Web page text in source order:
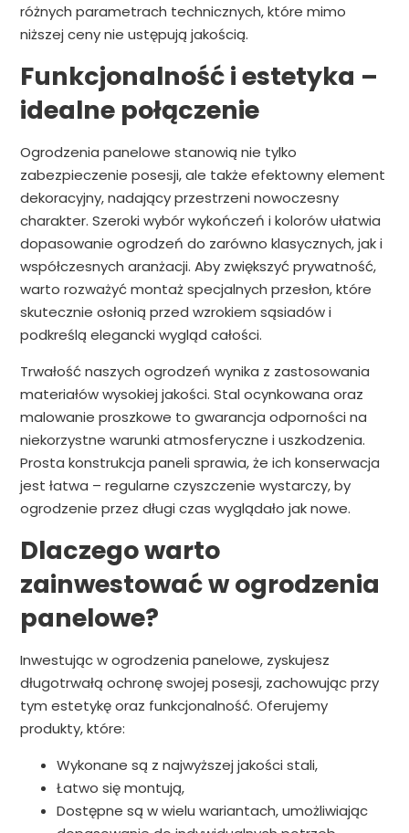
różnych parametrach technicznych, które mimo
niższej ceny nie ustępują jakością.
Funkcjonalność i estetyka –
idealne połączenie
Ogrodzenia panelowe stanowią nie tylko
zabezpieczenie posesji, ale także efektowny element
dekoracyjny, nadający przestrzeni nowoczesny
charakter. Szeroki wybór wykończeń i kolorów ułatwia
dopasowanie ogrodzeń do zarówno klasycznych, jak i
współczesnych aranżacji. Aby zwiększyć prywatność,
warto rozważyć montaż specjalnych przesłon, które
skutecznie osłonią przed wzrokiem sąsiadów i
podkreślą elegancki wygląd całości.
Trwałość naszych ogrodzeń wynika z zastosowania
materiałów wysokiej jakości. Stal ocynkowana oraz
malowanie proszkowe to gwarancja odporności na
niekorzystne warunki atmosferyczne i uszkodzenia.
Prosta konstrukcja paneli sprawia, że ich konserwacja
jest łatwa – regularne czyszczenie wystarczy, by
ogrodzenie przez długi czas wyglądało jak nowe.
Dlaczego warto
zainwestować w ogrodzenia
panelowe?
Inwestując w ogrodzenia panelowe, zyskujesz
długotrwałą ochronę swojej posesji, zachowując przy
tym estetykę oraz funkcjonalność. Oferujemy
produkty, które:
Wykonane są z najwyższej jakości stali,
Łatwo się montują,
Dostępne są w wielu wariantach, umożliwiając